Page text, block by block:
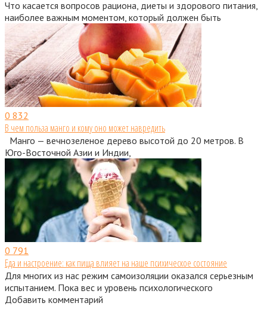
Что касается вопросов рациона, диеты и здорового питания,
наиболее важным моментом, который должен быть
0 832
В чем польза манго и кому оно может навредить
Манго — вечнозеленое дерево высотой до 20 метров. В
Юго-Восточной Азии и Индии,
0 791
Еда и настроение: как пища влияет на наше психическое состояние
Для многих из нас режим самоизоляции оказался серьезным
испытанием. Пока вес и уровень психологического
Добавить комментарий